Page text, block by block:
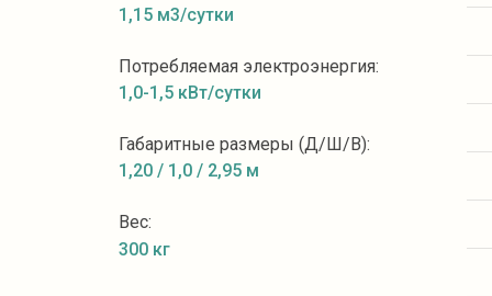
Вес:
Потребляемая электроэнергия:
300 кг
1,0-1,5 кВт/сутки
1,15 м3/сутки
1,20 / 1,0 / 2,95 м
Габаритные размеры (Д/Ш/В):